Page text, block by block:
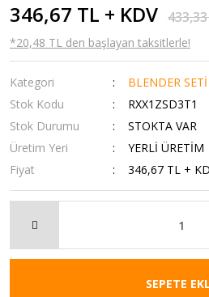
346,67 TL + KDV
*20,48 TL den başlayan taksitlerle!
Kategori
BLENDER
Stok Kodu
RXX1ZSD3T1
Stok Durumu
STOKTA VAR
Üretim Yeri
YERLİ ÜRETİM
Fiyat
346,67 TL +
SEPETE